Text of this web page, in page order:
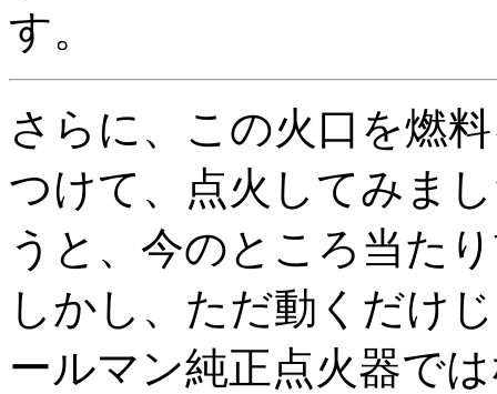
す。
さらに、この火口を燃
つけて、点火してみま
うと、今のところ当た
しかし、ただ動くだけ
ールマン純正点火器で